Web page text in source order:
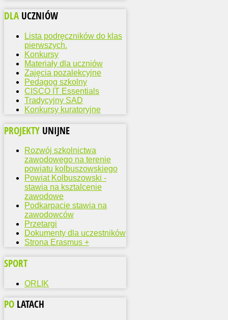
DLA UCZNIÓW
Lista podręczników do klas
pierwszych.
Konkursy
Materiały dla uczniów
Zajęcia pozalekcyjne
Pedagog szkolny
CISCO IT Essentials
Tradycyjny SAD
Konkursy kuratoryjne
PROJEKTY UNIJNE
Rozwój szkolnictwa
zawodowego na terenie
powiatu kolbuszowskiego
Powiat Kolbuszowski -
stawia na ksztalcenie
zawodowe
Podkarpacie stawia na
zawodowców
Przetargi
Dokumenty dla uczestników
Strona Erasmus +
SPORT
ORLIK
PO LATACH